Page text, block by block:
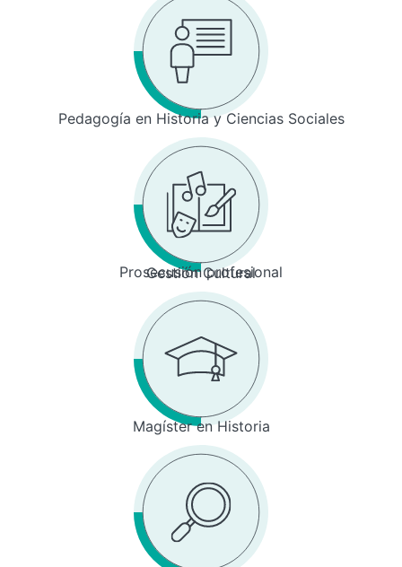
Pedagogía en Historia y Ciencias Sociales
Prosecusión profesional
Gestión Cultural
Magíster en Historia